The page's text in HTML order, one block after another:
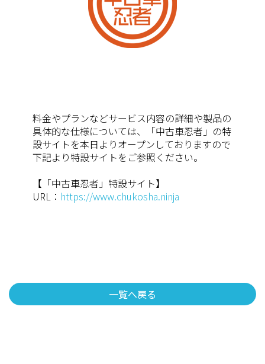
料金やプランなどサービス内容の詳細や製品の
具体的な仕様については、「中古車忍者」の特
設サイトを本日よりオープンしておりますので
下記より特設サイトをご参照ください。
【「中古車忍者」特設サイト】
URL： https://www.chukosha.ninja
一覧へ戻る